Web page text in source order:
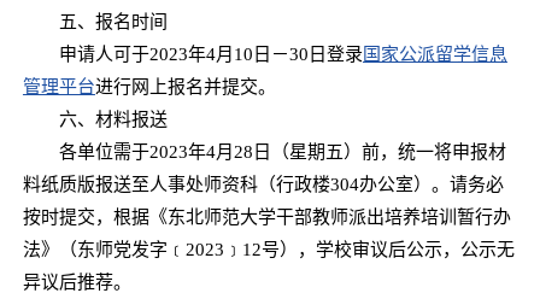
五、报名时间
申请人可于2023年4月10日－30日登录 国家公派留学信息
管理平台进行网上报名并提交。
六、材料报送
各单位需于2023年4月28日（星期五）前，统一将申报材
料纸质版报送至人事处师资科（行政楼304办公室）。请务必
按时提交，根据《东北师范大学干部教师派出培养培训暂行办
法》（东师党发字﹝2023﹞12号），学校审议后公示，公示无
异议后推荐。